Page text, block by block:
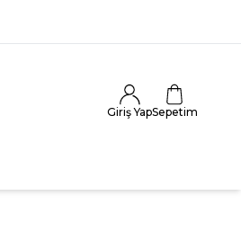
Giriş YapSepetim